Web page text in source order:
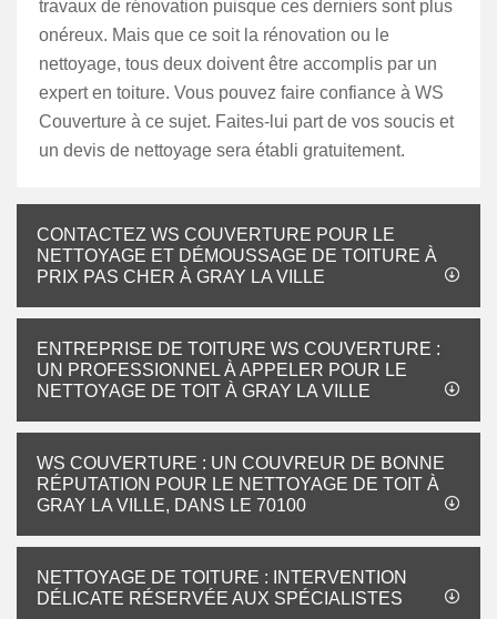
travaux de rénovation puisque ces derniers sont plus
onéreux. Mais que ce soit la rénovation ou le
nettoyage, tous deux doivent être accomplis par un
expert en toiture. Vous pouvez faire confiance à WS
Couverture à ce sujet. Faites-lui part de vos soucis et
un devis de nettoyage sera établi gratuitement.
CONTACTEZ WS COUVERTURE POUR LE
NETTOYAGE ET DÉMOUSSAGE DE TOITURE À
PRIX PAS CHER À GRAY LA VILLE
ENTREPRISE DE TOITURE WS COUVERTURE :
UN PROFESSIONNEL À APPELER POUR LE
NETTOYAGE DE TOIT À GRAY LA VILLE
WS COUVERTURE : UN COUVREUR DE BONNE
RÉPUTATION POUR LE NETTOYAGE DE TOIT À
GRAY LA VILLE, DANS LE 70100
NETTOYAGE DE TOITURE : INTERVENTION
DÉLICATE RÉSERVÉE AUX SPÉCIALISTES